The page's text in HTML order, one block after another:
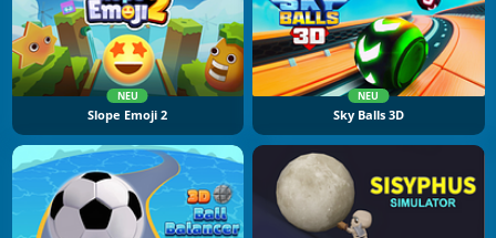
NEU
Slope Emoji 2
NEU
Sky Balls 3D